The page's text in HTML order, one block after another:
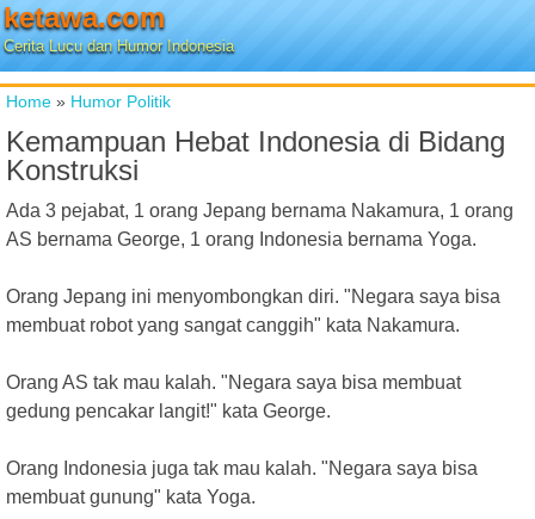
ketawa.com
Cerita Lucu dan Humor Indonesia
Home » Humor Politik
Kemampuan Hebat Indonesia di Bidang
Konstruksi
Ada 3 pejabat, 1 orang Jepang bernama Nakamura, 1 orang
AS bernama George, 1 orang Indonesia bernama Yoga.
Orang Jepang ini menyombongkan diri. "Negara saya bisa
membuat robot yang sangat canggih" kata Nakamura.
Orang AS tak mau kalah. "Negara saya bisa membuat
gedung pencakar langit!" kata George.
Orang Indonesia juga tak mau kalah. "Negara saya bisa
membuat gunung" kata Yoga.